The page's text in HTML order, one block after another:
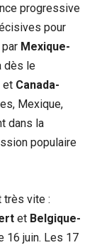
progressive
pour
Mexique-
dès le
et Canada-
Mexique,
dans la
populaire
très vite :
et Belgique-
16 juin. Les 17